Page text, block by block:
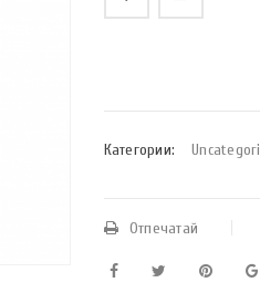
Категории:
Отпечатай